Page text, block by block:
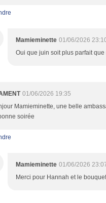
Mamieminette 01/06/2026
Oui que juin soit plus parfait
01/06/2026 19:35
Mamieminette, une belle
soirée
Mamieminette 01/06/2026
Merci pour Hannah et le